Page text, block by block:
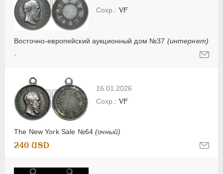
Восточно-европейский аукционный дом №37 (интернет)
VF
-
16.01.2026
The New York Sale №64(очный)
VF
240 USD